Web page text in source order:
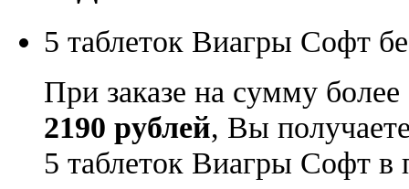
5 таблеток Виагры Софт
При заказе на сумму более
2190 рублей, Вы
5 таблеток Виагры Софт в